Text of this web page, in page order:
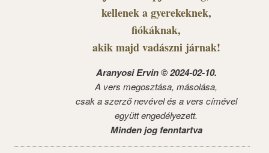
kellenek a gyerekeknek,
fiókáknak,
akik majd vadászni járnak!
Aranyosi Ervin © 2024-02-10.
A vers megosztása, másolása,
csak a szerző nevével és a vers címével
együtt engedélyezett.
Minden jog fenntartva